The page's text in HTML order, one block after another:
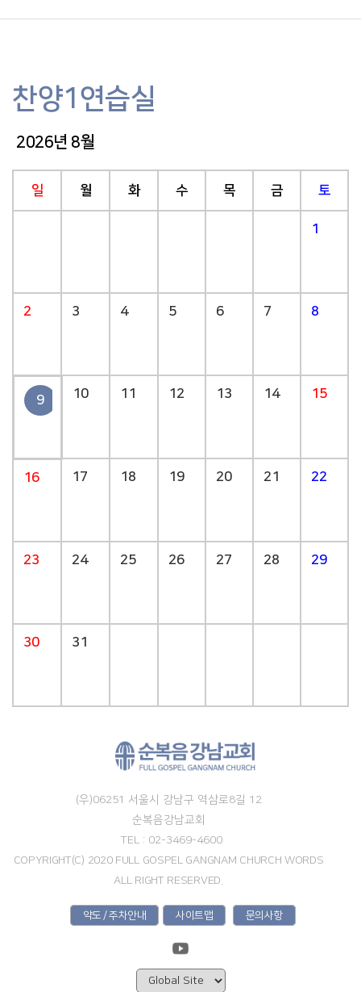
찬양1연습실
2026년 8월
일 월 화 수 목 금 토
1
2 3 4 5 6 7 8
9 10 11 12 13 14 15
16 17 18 19 20 21 22
23 24 25 26 27 28 29
30 31
(우)06251 서울시 강남구 역삼로8길 12
순복음강남교회
TEL : 02-3469-4600
COPYRIGHT(C) 2020 FULL GOSPEL GANGNAM CHURCH WORDS
ALL RIGHT RESERVED.
약도 / 주차안내 사이트맵 문의사항